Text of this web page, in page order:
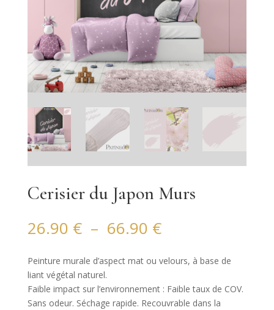
Cerisier du Japon Murs
26.90 € – 66.90 €Plage
de
prix :
26.90 €
à
66.90 €
Peinture murale d’aspect mat ou velours, à base de
liant végétal naturel.
Faible impact sur l’environnement : Faible taux de COV.
Sans odeur. Séchage rapide. Recouvrable dans la